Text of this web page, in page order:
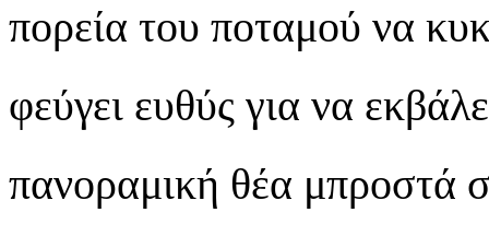
πορεία του ποταμού να
φεύγει ευθύς για να
πανοραμική θέα μπροστά